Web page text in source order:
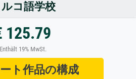
ルコ語学校
125.79
Enthält 19% MwSt.
ト作品の構成